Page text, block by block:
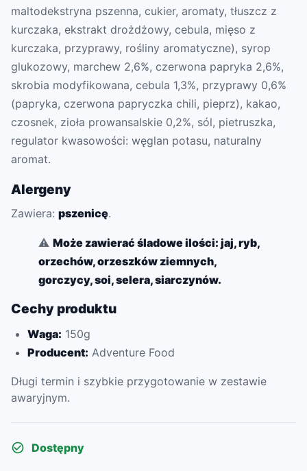
maltodekstryna pszenna, cukier, aromaty, tłuszcz z
kurczaka, ekstrakt drożdżowy, cebula, mięso z
kurczaka, przyprawy, rośliny aromatyczne), syrop
glukozowy, marchew 2,6%, czerwona papryka 2,6%,
skrobia modyfikowana, cebula 1,3%, przyprawy 0,6%
(papryka, czerwona papryczka chili, pieprz), kakao,
czosnek, zioła prowansalskie 0,2%, sól, pietruszka,
regulator kwasowości: węglan potasu, naturalny
aromat.
Alergeny
Zawiera: pszenicę.
⚠️ Może zawierać śladowe ilości: jaj, ryb,
orzechów, orzeszków ziemnych,
gorczycy, soi, selera, siarczynów.
Cechy produktu
Waga: 150g
Producent: Adventure Food
Długi termin i szybkie przygotowanie w zestawie
awaryjnym.
Dostępny